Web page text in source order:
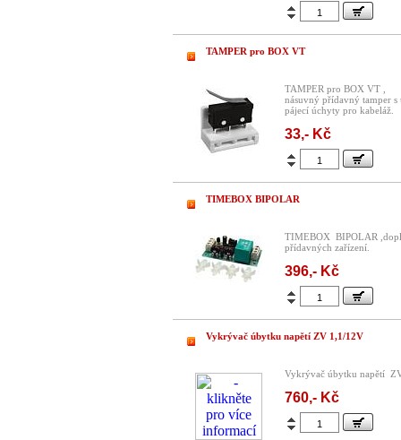
TAMPER pro BOX VT
TAMPER pro BOX VT ,
násuvný přídavný tamper
pájecí úchyty pro kabeláž.
33,- Kč
TIMEBOX BIPOLAR
TIMEBOX BIPOLAR
přídavných zařízení.
396,- Kč
Vykrývač úbytku napětí ZV 1,1/12V
Vykrývač úbytku napětí
760,- Kč